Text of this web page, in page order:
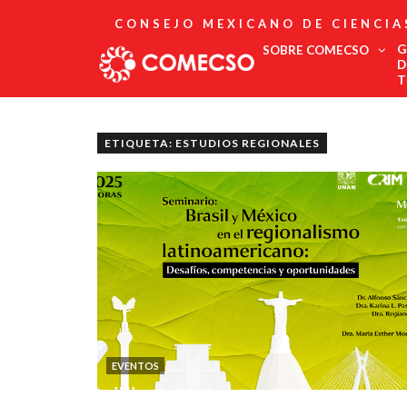
CONSEJO MEXICANO DE
SOBRE COMECSO
Asociados
Estatutos
Fundadores
Publicaciones
Comité Editorial
Boletín
ETIQUETA: ESTUDIOS REGIONALES
EVENTOS